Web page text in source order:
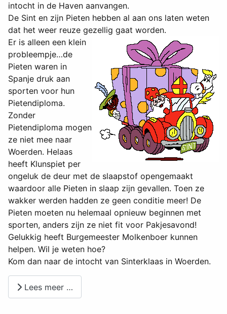
intocht in de Haven aanvangen.
De Sint en zijn Pieten hebben al aan ons laten weten
dat het weer reuze gezellig gaat worden.
Er is alleen een klein
probleempje…de
Pieten waren in
Spanje druk aan
sporten voor hun
Pietendiploma.
Zonder
Pietendiploma mogen
ze niet mee naar
Woerden. Helaas
heeft Klunspiet per
ongeluk de deur met de slaapstof opengemaakt
waardoor alle Pieten in slaap zijn gevallen. Toen ze
wakker werden hadden ze geen conditie meer! De
Pieten moeten nu helemaal opnieuw beginnen met
sporten, anders zijn ze niet fit voor Pakjesavond!
Gelukkig heeft Burgemeester Molkenboer kunnen
helpen. Wil je weten hoe?
Kom dan naar de intocht van Sinterklaas in Woerden.
Lees meer …